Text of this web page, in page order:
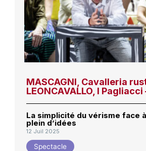
MASCAGNI, Cavalleria
LEONCAVALLO, I
La simplicité du vérisme face
plein d’idées
12 Juil 2025
Spectacle